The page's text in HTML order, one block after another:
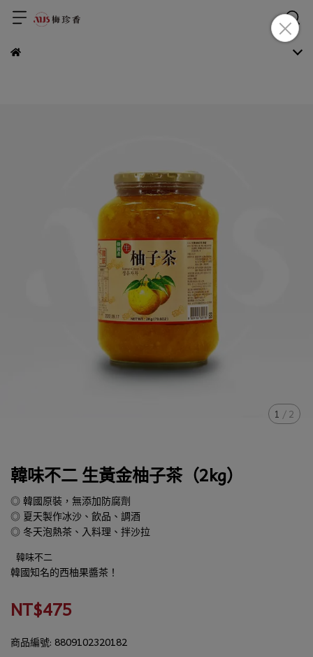
1 /2
韓味不二 生黃金柚子茶（2kg）
◎ 韓國原裝，無添加防腐劑
◎ 夏天製作冰沙、飲品、調酒
◎ 冬天泡熱茶、入料理、拌沙拉
韓味不二
韓國知名的西柚果醬茶！
NT$475
商品編號: 8809102320182